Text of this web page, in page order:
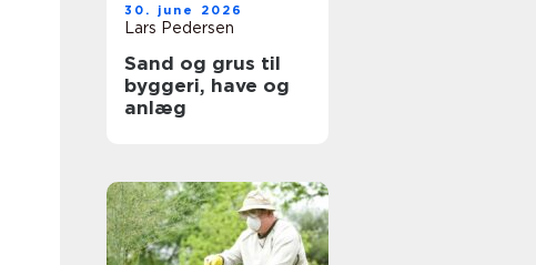
30. june 2026
Lars Pedersen
Sand og grus til
byggeri, have og
anlæg